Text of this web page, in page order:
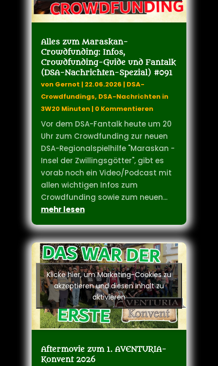
aktivieren
Alles zum Maraskan-
Crowdfunding: Infos,
Crowdfunding-Guide und Fantalk
(DSA-Nachrichten-Spezial) #091
vonGernot|22.06.2026|DSA-
Vor dem DSA-Fantalk heute um 20
Uhr zum Crowdfunding zur neuen
DSA-Regionalspielhilfe "Maraskan -
Insel der Zwillingsgötter", gibt es
vorab noch ein Video/Podcast mit
allen wichtigen Infos zum
mehr lesen
Klicke hier, um Marketing-Cookies zu
akzeptieren und diesen Inhalt zu
aktivieren